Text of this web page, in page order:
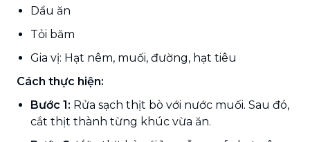
Dầu ăn
Tỏi băm
Gia vị: Hạt nêm, muối, đường, hạt tiêu
Cách thực hiện:
Bước 1: Rửa sạch thịt bò với nước muối. Sau đó,
cắt thịt thành từng khúc vừa ăn.